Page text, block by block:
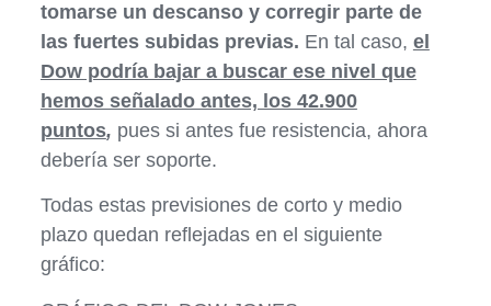
tomarse un descanso y corregir parte de
las fuertes subidas previas. En tal caso, el
Dow podría bajar a buscar ese nivel que
hemos señalado antes, los 42.900
puntos, pues si antes fue resistencia, ahora
debería ser soporte.
Todas estas previsiones de corto y medio
plazo quedan reflejadas en el siguiente
gráfico: